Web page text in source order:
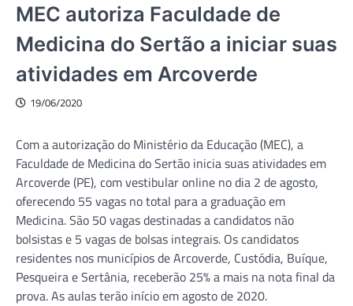
MEC autoriza Faculdade de
Medicina do Sertão a iniciar suas
atividades em Arcoverde
19/06/2020
Com a autorização do Ministério da Educação (MEC), a
Faculdade de Medicina do Sertão inicia suas atividades em
Arcoverde (PE), com vestibular online no dia 2 de agosto,
oferecendo 55 vagas no total para a graduação em
Medicina. São 50 vagas destinadas a candidatos não
bolsistas e 5 vagas de bolsas integrais. Os candidatos
residentes nos municípios de Arcoverde, Custódia, Buíque,
Pesqueira e Sertânia, receberão 25% a mais na nota final da
prova. As aulas terão início em agosto de 2020.